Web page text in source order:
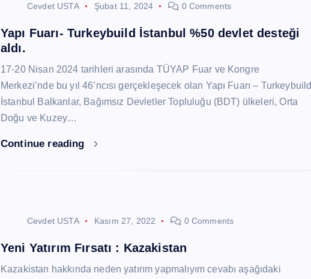
Cevdet USTA Şubat 11, 2024 0 Comments
Yapı Fuarı- Turkeybuild İstanbul %50 devlet desteği
aldı.
17-20 Nisan 2024 tarihleri arasında TÜYAP Fuar ve Kongre
Merkezi’nde bu yıl 46’ncısı gerçekleşecek olan Yapı Fuarı – Turkeybuild
İstanbul Balkanlar, Bağımsız Devletler Topluluğu (BDT) ülkeleri, Orta
Doğu ve Kuzey…
Continue reading
Cevdet USTA Kasım 27, 2022 0 Comments
Yeni Yatırım Fırsatı : Kazakistan
Kazakistan hakkında neden yatırım yapmalıyım cevabı aşağıdaki